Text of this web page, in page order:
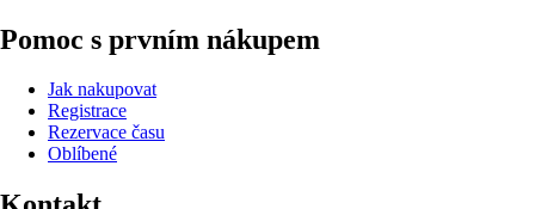
Pomoc s prvním nákupem
Jak nakupovat
Registrace
Rezervace času
Oblíbené